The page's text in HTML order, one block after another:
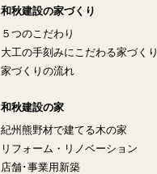
和秋建設の家づくり
５つのこだわり
大工の手刻みにこだわる家づく
家づくりの流れ
和秋建設の家
紀州熊野材で建てる木の家
リフォーム・リノベーション
店舗･事業用新築